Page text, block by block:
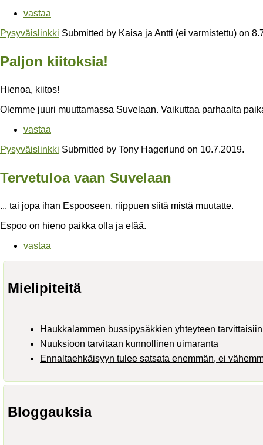
vastaa
Pysyväislinkki Submitted by Kaisa ja Antti (ei varmistettu) on
Paljon kiitoksia!
Hienoa, kiitos!
Olemme juuri muuttamassa Suvelaan. Vaikuttaa parhaalta
vastaa
Pysyväislinkki Submitted by Tony Hagerlund on 10.7.2019.
Tervetuloa vaan Suvelaan
... tai jopa ihan Espooseen, riippuen siitä mistä muutatte.
Espoo on hieno paikka olla ja elää.
vastaa
Mielipiteitä
Haukkalammen bussipysäkkien yhteyteen
Nuuksioon tarvitaan kunnollinen uimaranta
Ennaltaehkäisyyn tulee satsata enemmän, ei
Bloggauksia